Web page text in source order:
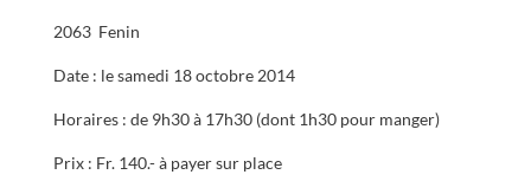
2063 Fenin
Date : le samedi 18 octobre 2014
Horaires : de 9h30 à 17h30 (dont 1h30 pour manger)
Prix : Fr. 140.- à payer sur place